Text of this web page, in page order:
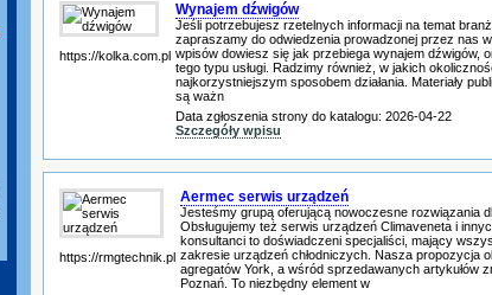
https://kolka.com.pl
Wynajem dźwigów
Jeśli potrzebujesz rzetelnych informacji na temat
zapraszamy do odwiedzenia prowadzonej przez nas
wpisów dowiesz się jak przebiega wynajem dźwigów,
tego typu usługi. Radzimy również, w jakich
najkorzystniejszym sposobem działania. Materiały
są ważn
Data zgłoszenia strony do katalogu: 2026-04-22
Szczegóły wpisu
https://rmgtechnik.pl
Aermec serwis urządzeń
Jesteśmy grupą oferującą nowoczesne rozwiązania
Obsługujemy też serwis urządzeń Climaveneta i
konsultanci to doświadczeni specjaliści, mający
zakresie urządzeń chłodniczych. Nasza propozycja
agregatów York, a wśród sprzedawanych artykułów
Poznań. To niezbędny element w